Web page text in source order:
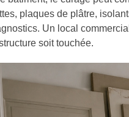
plaques de plâtre,
Un local
soit touchée.